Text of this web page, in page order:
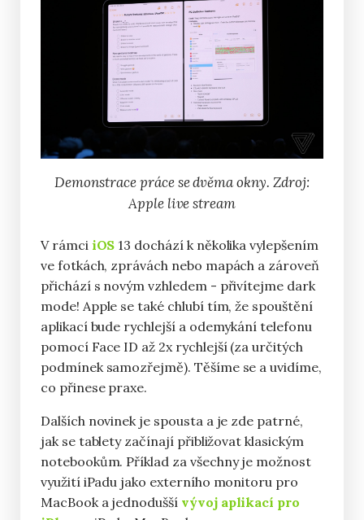
Demonstrace práce se dvěma okny. Zdroj:
Apple live stream
V rámci iOS 13 dochází k několika vylepšením
ve fotkách, zprávách nebo mapách a zároveň
přichází s novým vzhledem - přivítejme dark
mode! Apple se také chlubí tím, že spouštění
aplikací bude rychlejší a odemykání telefonu
pomocí Face ID až 2x rychlejší (za určitých
podmínek samozřejmě). Těšíme se a uvidíme,
co přinese praxe.
Dalších novinek je spousta a je zde patrné,
jak se tablety začínají přibližovat klasickým
notebookům. Příklad za všechny je možnost
využití iPadu jako externího monitoru pro
MacBook a jednodušší vývoj aplikací pro